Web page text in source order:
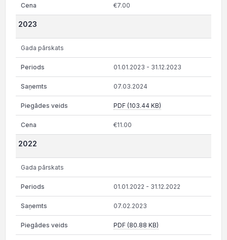
€7.00
2023
Gada pārskats
01.01.2023 - 31.12.2023
07.03.2024
PDF (103.44 KB)
€11.00
2022
Gada pārskats
01.01.2022 - 31.12.2022
07.02.2023
PDF (80.88 KB)